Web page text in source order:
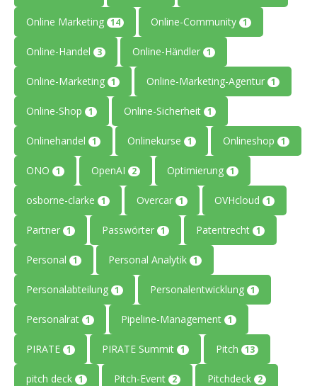
Online Marketing 14 Online-Community 1
Online-Handel 3 Online-Händler 1
Online-Marketing 1 Online-Marketing-Agentur 1
Online-Shop 1 Online-Sicherheit 1
Onlinehandel 1 Onlinekurse 1 Onlineshop 1
ONO 1 OpenAI 2 Optimierung 1
osborne-clarke 1 Overcar 1 OVHcloud 1
Partner 1 Passwörter 1 Patentrecht 1
Personal 1 Personal Analytik 1
Personalabteilung 1 Personalentwicklung 1
Personalrat 1 Pipeline-Management 1
PIRATE 1 PIRATE Summit 1 Pitch 13
pitch deck 1 Pitch-Event 2 Pitchdeck 2